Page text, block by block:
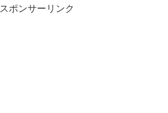
スポンサーリンク